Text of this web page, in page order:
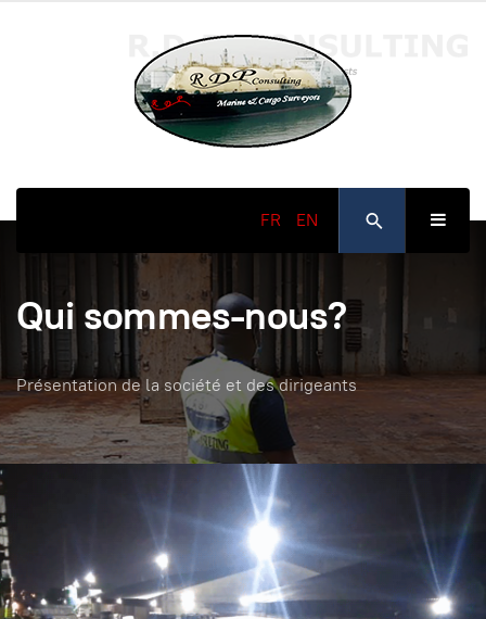
FR EN
Qui sommes-nous?
Présentation de la société et des dirigeants